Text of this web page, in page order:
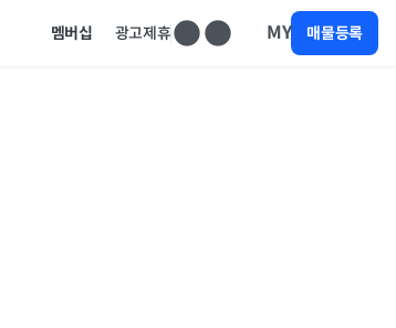
멤버십 광고제휴 MY 매물등록